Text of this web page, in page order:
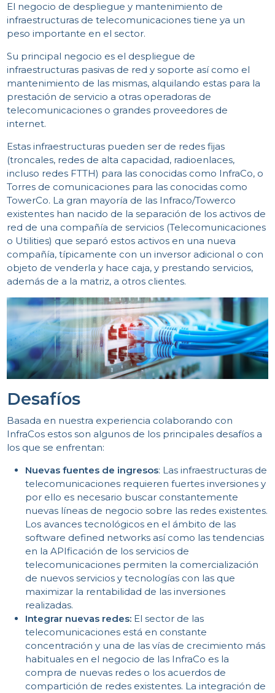
El negocio de despliegue y mantenimiento de
infraestructuras de telecomunicaciones tiene ya un
peso importante en el sector.
Su principal negocio es el despliegue de
infraestructuras pasivas de red y soporte así como el
mantenimiento de las mismas, alquilando estas para la
prestación de servicio a otras operadoras de
telecomunicaciones o grandes proveedores de
internet.
Estas infraestructuras pueden ser de redes fijas
(troncales, redes de alta capacidad, radioenlaces,
incluso redes FTTH) para las conocidas como InfraCo, o
Torres de comunicaciones para las conocidas como
TowerCo. La gran mayoría de las Infraco/Towerco
existentes han nacido de la separación de los activos de
red de una compañía de servicios (Telecomunicaciones
o Utilities) que separó estos activos en una nueva
compañía, típicamente con un inversor adicional o con
objeto de venderla y hace caja, y prestando servicios,
además de a la matriz, a otros clientes.
Desafíos
Basada en nuestra experiencia colaborando con
InfraCos estos son algunos de los principales desafíos a
los que se enfrentan:
Nuevas fuentes de ingresos: Las infraestructuras de
telecomunicaciones requieren fuertes inversiones y
por ello es necesario buscar constantemente
nuevas líneas de negocio sobre las redes existentes.
Los avances tecnológicos en el ámbito de las
software defined networks así como las tendencias
en la APIficación de los servicios de
telecomunicaciones permiten la comercialización
de nuevos servicios y tecnologías con las que
maximizar la rentabilidad de las inversiones
realizadas.
Integrar nuevas redes: El sector de las
telecomunicaciones está en constante
concentración y una de las vías de crecimiento más
habituales en el negocio de las InfraCo es la
compra de nuevas redes o los acuerdos de
compartición de redes existentes. La integración de